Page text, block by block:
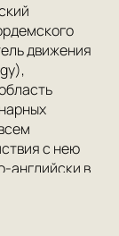
движения
с нею
английски в
звуковых